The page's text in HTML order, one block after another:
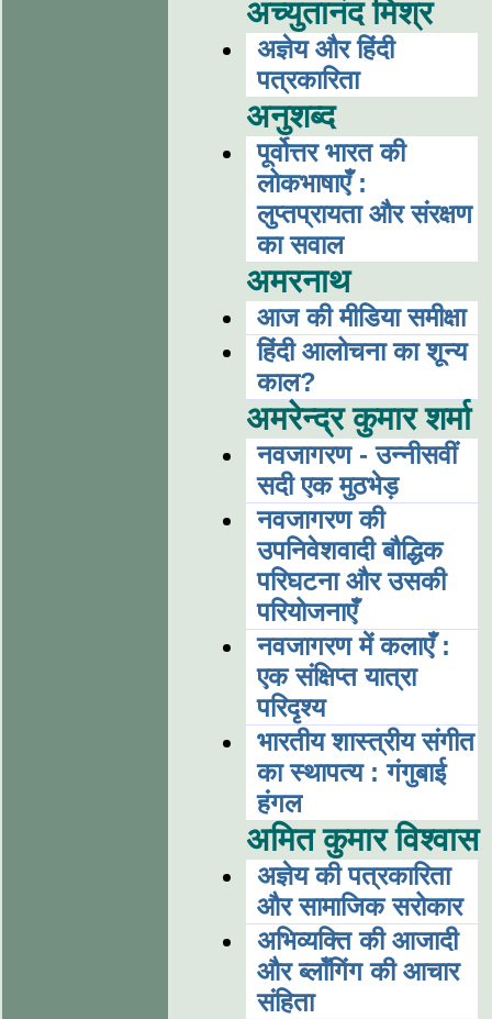
अच्युतानंद मिश्र
अज्ञेय और हिंदी
पत्रकारिता
अनुशब्द
पूर्वोत्तर भारत की
लोकभाषाएँ :
लुप्तप्रायता और संरक्षण
का सवाल
अमरनाथ
आज की मीडिया समीक्षा
हिंदी आलोचना का शून्य
काल?
अमरेन्द्र कुमार शर्मा
नवजागरण - उन्नीसवीं
सदी एक मुठभेड़
नवजागरण की
उपनिवेशवादी बौद्धिक
परिघटना और उसकी
परियोजनाएँ
नवजागरण में कलाएँ :
एक संक्षिप्त यात्रा
परिदृश्य
भारतीय शास्त्रीय संगीत
का स्थापत्य : गंगुबाई
हंगल
अमित कुमार विश्वास
अज्ञेय की पत्रकारिता
और सामाजिक सरोकार
अभिव्यक्ति की आजादी
और ब्लॉंगिंग की आचार
संहिता